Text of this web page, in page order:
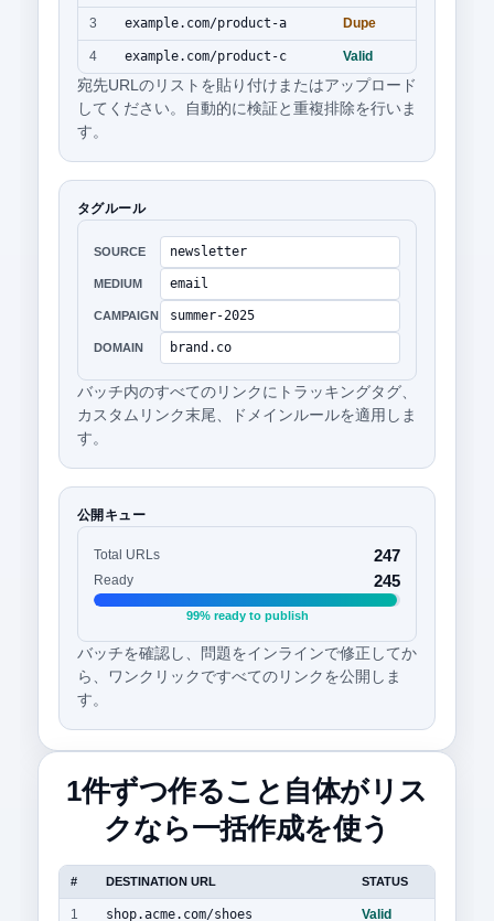
3 example.com/product-a Dupe
4 example.com/product-c Valid
宛先URLのリストを貼り付けまたはアップロード
してください。自動的に検証と重複排除を行いま
す。
タグルール
SOURCE newsletter
MEDIUM email
CAMPAIGN summer-2025
DOMAIN brand.co
バッチ内のすべてのリンクにトラッキングタグ、
カスタムリンク末尾、ドメインルールを適用しま
す。
公開キュー
Total URLs 247
Ready 245
99% ready to publish
バッチを確認し、問題をインラインで修正してか
ら、ワンクリックですべてのリンクを公開しま
す。
1件ずつ作ること自体がリス
クなら一括作成を使う
# DESTINATION URL STATUS
1 shop.acme.com/shoes Valid